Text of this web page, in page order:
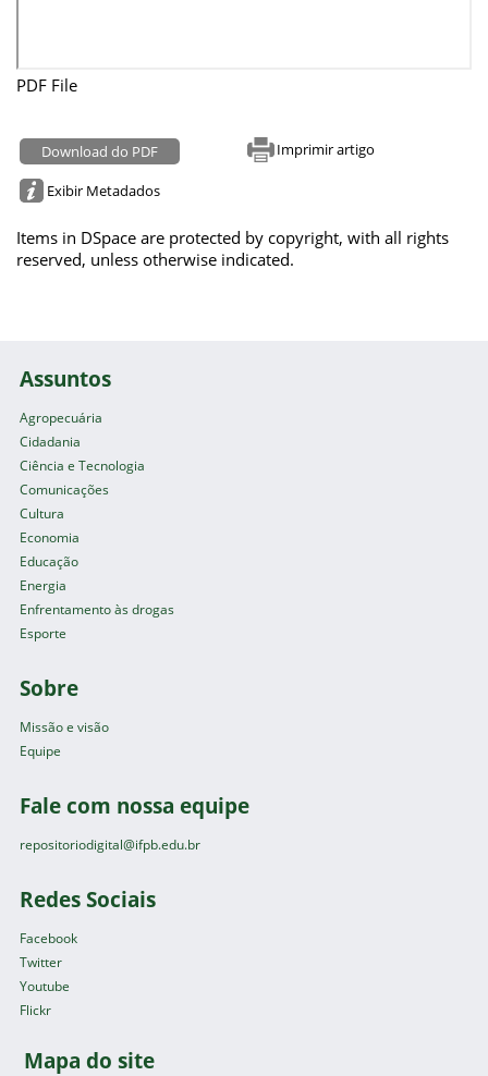
PDF File
Download do PDF Imprimir artigo
Exibir Metadados
Items in DSpace are protected by copyright, with all rights
reserved, unless otherwise indicated.
Assuntos
Agropecuária
Cidadania
Ciência e Tecnologia
Comunicações
Cultura
Economia
Educação
Energia
Enfrentamento às drogas
Esporte
Sobre
Missão e visão
Equipe
Fale com nossa equipe
repositoriodigital@ifpb.edu.br
Redes Sociais
Facebook
Twitter
Youtube
Flickr
Mapa do site